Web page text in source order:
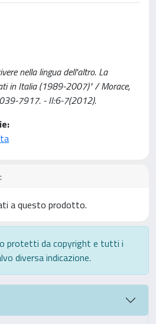
nella lingua dell'altro. La
in Italia (1989-2007)" / Morace,
7917. - II:6-7(2012).
a questo prodotto.
protetti da copyright e tutti i
diversa indicazione.